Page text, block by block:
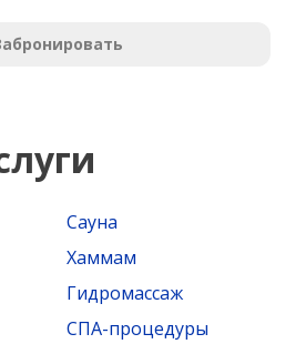
Сауна
Хаммам
Гидромассаж
СПА-процедуры